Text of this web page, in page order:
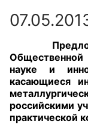
Общественной
науке и
касающиеся
российскими
практической